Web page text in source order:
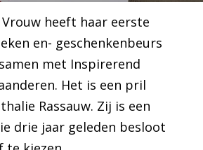
heeft haar eerste
en- geschenkenbeurs
met Inspirerend
Het is een pril
Rassauw. Zij is een
drie jaar geleden besloot